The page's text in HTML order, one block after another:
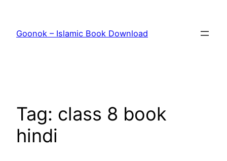
content
Goonok – Islamic Book Download
Tag: class 8 book
hindi